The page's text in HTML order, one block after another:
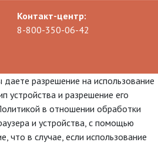
Контакт-центр:
8-800-350-06-42
разрешение на использование
устройства и разрешение его
в отношении обработки
и устройства, с помощью
что в случае, если использование